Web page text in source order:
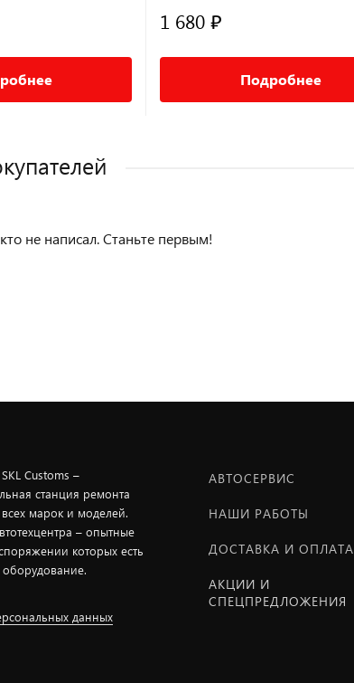
1 680 ₽
Подробнее
не написал. Станьте первым!
Customs –
станция ремонта
марок и моделей.
– опытные
которых есть
данных
АВТОСЕРВИС
НАШИ РАБОТЫ
ДОСТАВКА И ОПЛАТА
АКЦИИ И
СПЕЦПРЕДЛОЖЕНИЯ